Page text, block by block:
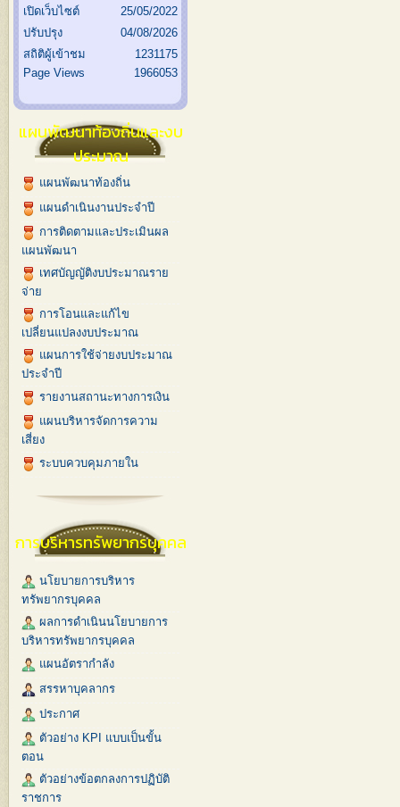
เปิดเว็บไซต์
25/05/2022
ปรับปรุง
04/08/2026
สถิติผู้เข้าชม
1231175
Page Views
1966053
แผนพัฒนาท้องถิ่นและงบ
ประมาณ
แผนพัฒนาท้องถิ่น
แผนดำเนินงานประจำปี
การติดตามและประเมินผล
แผนพัฒนา
เทศบัญญัติงบประมาณราย
จ่าย
การโอนและแก้ไข
เปลี่ยนแปลงงบประมาณ
แผนการใช้จ่ายงบประมาณ
ประจำปี
รายงานสถานะทางการเงิน
แผนบริหารจัดการความ
เสี่ยง
ระบบควบคุมภายใน
การบริหารทรัพยากรบุคคล
นโยบายการบริหาร
ทรัพยากรบุคคล
ผลการดำเนินนโยบายการ
บริหารทรัพยากรบุคคล
แผนอัตรากำลัง
สรรหาบุคลากร
ประกาศ
ตัวอย่าง KPI แบบเป็นขั้น
ตอน
ตัวอย่างข้อตกลงการปฏิบัติ
ราชการ